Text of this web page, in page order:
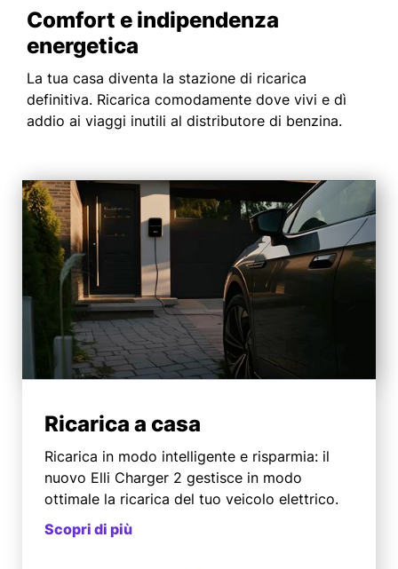
Comfort e indipendenza
energetica
La tua casa diventa la stazione di ricarica
definitiva. Ricarica comodamente dove vivi e dì
addio ai viaggi inutili al distributore di benzina.
Ricarica a casa
Ricarica in modo intelligente e risparmia: il
nuovo Elli Charger 2 gestisce in modo
ottimale la ricarica del tuo veicolo elettrico.
Scopri di più